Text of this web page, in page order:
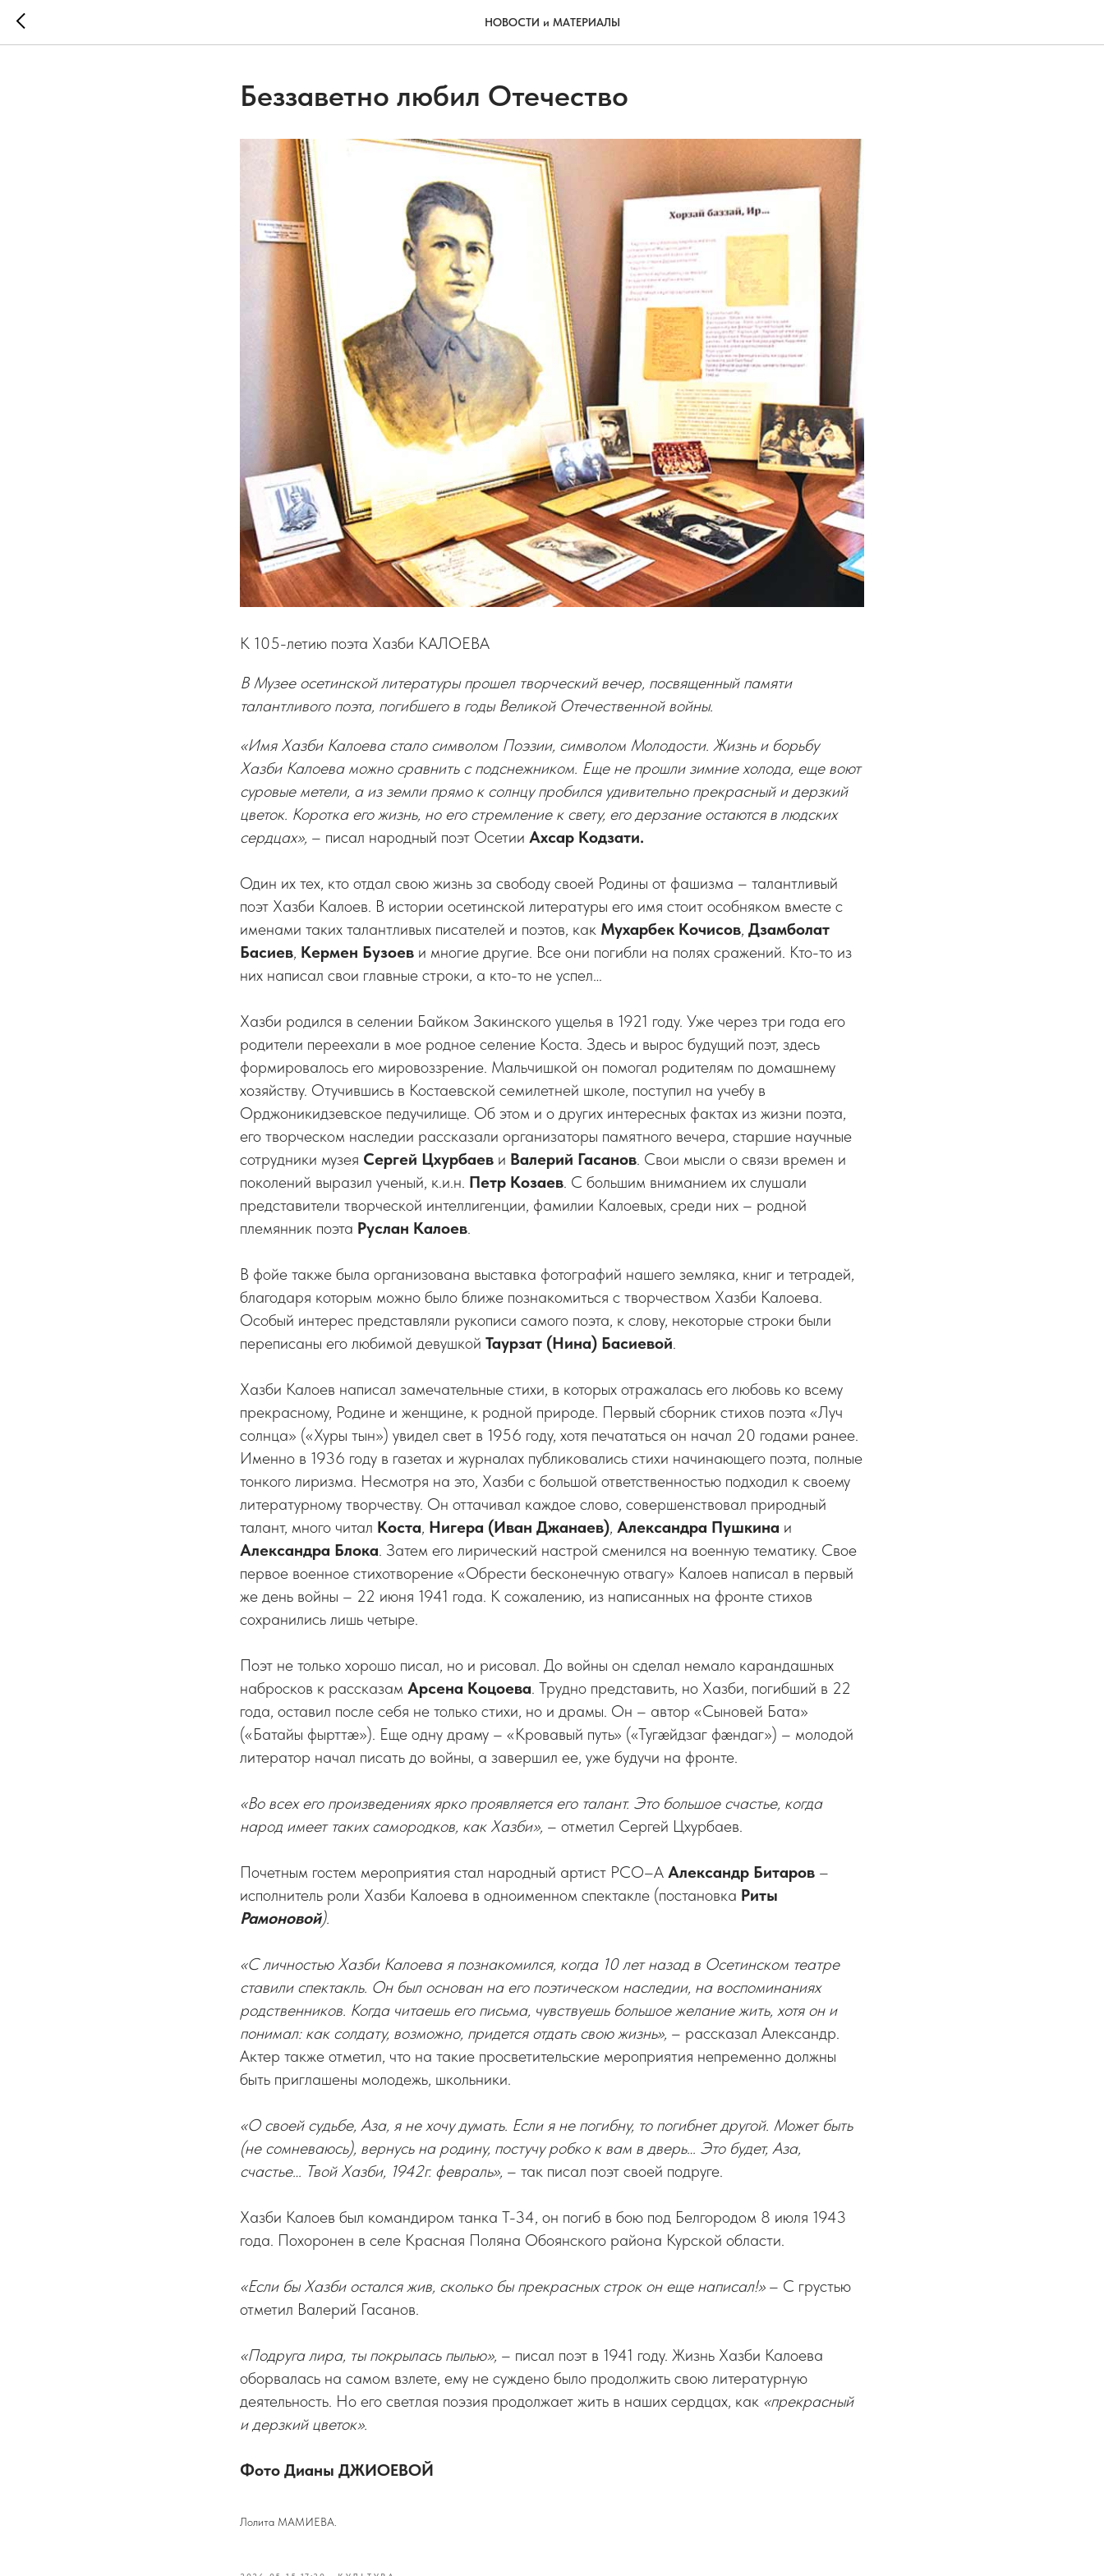
НОВОСТИ и МАТЕРИАЛЫ
Беззаветно любил Отечество
К 105-летию поэта Хазби КАЛОЕВА
В Музее осетинской литературы прошел творческий вечер, посвященный памяти
талантливого поэта, погибшего в годы Великой Отечественной войны.
«Имя Хазби Калоева стало символом Поэзии, символом Молодости. Жизнь и борьбу
Хазби Калоева можно сравнить с подснежником. Еще не прошли зимние холода, еще воют
суровые метели, а из земли прямо к солнцу пробился удивительно прекрасный и дерзкий
цветок. Коротка его жизнь, но его стремление к свету, его дерзание остаются в людских
сердцах», – писал народный поэт Осетии Ахсар Кодзати.
Один их тех, кто отдал свою жизнь за свободу своей Родины от фашизма – талантливый
поэт Хазби Калоев. В истории осетинской литературы его имя стоит особняком вместе с
именами таких талантливых писателей и поэтов, как Мухарбек Кочисов, Дзамболат
Басиев, Кермен Бузоев и многие другие. Все они погибли на полях сражений. Кто-то из
них написал свои главные строки, а кто-то не успел…
Хазби родился в селении Байком Закинского ущелья в 1921 году. Уже через три года его
родители переехали в мое родное селение Коста. Здесь и вырос будущий поэт, здесь
формировалось его мировоззрение. Мальчишкой он помогал родителям по домашнему
хозяйству. Отучившись в Костаевской семилетней школе, поступил на учебу в
Орджоникидзевское педучилище. Об этом и о других интересных фактах из жизни поэта,
его творческом наследии рассказали организаторы памятного вечера, старшие научные
сотрудники музея Сергей Цхурбаев и Валерий Гасанов. Свои мысли о связи времен и
поколений выразил ученый, к.и.н. Петр Козаев. С большим вниманием их слушали
представители творческой интеллигенции, фамилии Калоевых, среди них – родной
племянник поэта Руслан Калоев.
В фойе также была организована выставка фотографий нашего земляка, книг и тетрадей,
благодаря которым можно было ближе познакомиться с творчеством Хазби Калоева.
Особый интерес представляли рукописи самого поэта, к слову, некоторые строки были
переписаны его любимой девушкой Таурзат (Нина) Басиевой.
Хазби Калоев написал замечательные стихи, в которых отражалась его любовь ко всему
прекрасному, Родине и женщине, к родной природе. Первый сборник стихов поэта «Луч
солнца» («Хуры тын») увидел свет в 1956 году, хотя печататься он начал 20 годами ранее.
Именно в 1936 году в газетах и журналах публиковались стихи начинающего поэта, полные
тонкого лиризма. Несмотря на это, Хазби с большой ответственностью подходил к своему
литературному творчеству. Он оттачивал каждое слово, совершенствовал природный
талант, много читал Коста, Нигера (Иван Джанаев), Александра Пушкина и
Александра Блока. Затем его лирический настрой сменился на военную тематику. Свое
первое военное стихотворение «Обрести бесконечную отвагу» Калоев написал в первый
же день войны – 22 июня 1941 года. К сожалению, из написанных на фронте стихов
сохранились лишь четыре.
Поэт не только хорошо писал, но и рисовал. До войны он сделал немало карандашных
набросков к рассказам Арсена Коцоева. Трудно представить, но Хазби, погибший в 22
года, оставил после себя не только стихи, но и драмы. Он – автор «Сыновей Бата»
(«Батайы фырттæ»). Еще одну драму – «Кровавый путь» («Тугæйдзаг фæндаг») – молодой
литератор начал писать до войны, а завершил ее, уже будучи на фронте.
«Во всех его произведениях ярко проявляется его талант. Это большое счастье, когда
народ имеет таких самородков, как Хазби», – отметил Сергей Цхурбаев.
Почетным гостем мероприятия стал народный артист РСО–А Александр Битаров –
исполнитель роли Хазби Калоева в одноименном спектакле (постановка Риты
Рамоновой).
«С личностью Хазби Калоева я познакомился, когда 10 лет назад в Осетинском театре
ставили спектакль. Он был основан на его поэтическом наследии, на воспоминаниях
родственников. Когда читаешь его письма, чувствуешь большое желание жить, хотя он и
понимал: как солдату, возможно, придется отдать свою жизнь», – рассказал Александр.
Актер также отметил, что на такие просветительские мероприятия непременно должны
быть приглашены молодежь, школьники.
«О своей судьбе, Аза, я не хочу думать. Если я не погибну, то погибнет другой. Может быть
(не сомневаюсь), вернусь на родину, постучу робко к вам в дверь… Это будет, Аза,
счастье… Твой Хазби, 1942г. февраль», – так писал поэт своей подруге.
Хазби Калоев был командиром танка Т-34, он погиб в бою под Белгородом 8 июля 1943
года. Похоронен в селе Красная Поляна Обоянского района Курской области.
«Если бы Хазби остался жив, сколько бы прекрасных строк он еще написал!»– С грустью
отметил Валерий Гасанов.
«Подруга лира, ты покрылась пылью», – писал поэт в 1941 году. Жизнь Хазби Калоева
оборвалась на самом взлете, ему не суждено было продолжить свою литературную
деятельность. Но его светлая поэзия продолжает жить в наших сердцах, как «прекрасный
и дерзкий цветок».
Фото Дианы ДЖИОЕВОЙ
Лолита МАМИЕВА.